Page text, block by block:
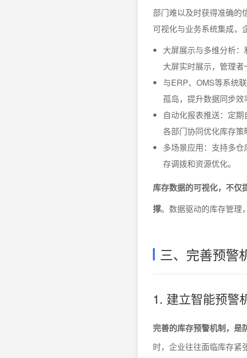
部门难以及时获得准确的
可视化与业务系统集成，
大屏展示与多维分析
大屏实时展示，管理者
与ERP、OMS等系统
孤岛，提升数据同步效
自动化报表推送：定
各部门协同优化库存策
多场景应用：支持多
存调拨和资源优化。
库存数据的可视化，不仅
撑。数据驱动的库存管理
三、完善预警
1. 建立智能预警
完善的库存预警机制，是
时，企业往往面临库存紧